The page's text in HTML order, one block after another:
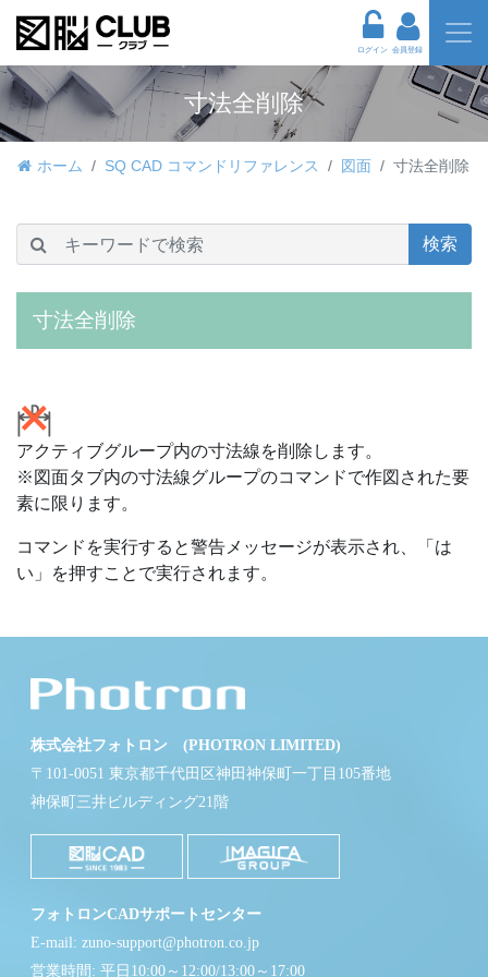
ログイン 会員登録
寸法全削除
ホーム SQ CAD コマンドリファレンス 図面 寸法全削除
検索
寸法全削除
アクティブグループ内の寸法線を削除します。
※図面タブ内の寸法線グループのコマンドで作図された要
素に限ります。
コマンドを実行すると警告メッセージが表示され、「は
い」を押すことで実行されます。
株式会社フォトロン (PHOTRON LIMITED)
〒101-0051 東京都千代田区神田神保町一丁目105番地
神保町三井ビルディング21階
フォトロンCADサポートセンター
E-mail: zuno-support@photron.co.jp
営業時間: 平日10:00～12:00/13:00～17:00